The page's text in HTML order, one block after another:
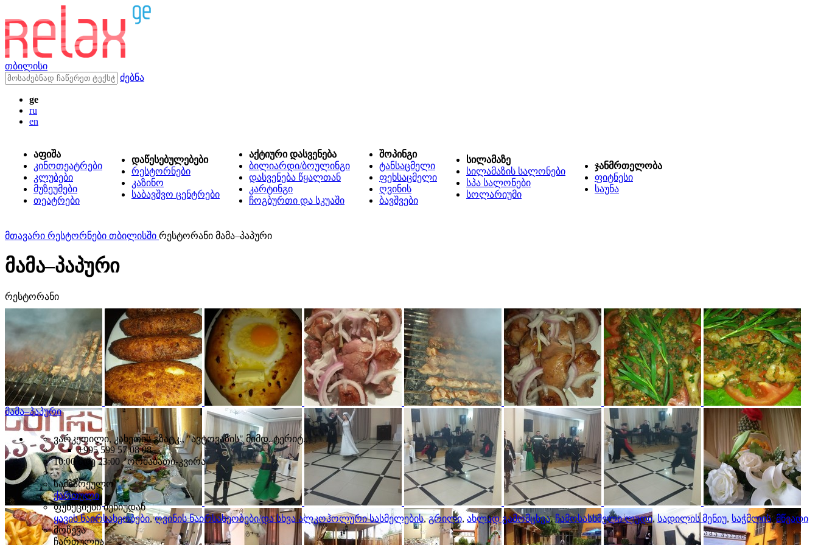
თბილისი
ძებნა
ge
ru
en
აფიშა
კინოთეატრები
კლუბები
მუზეუმები
თეატრები
დაწესებულებები
რესტორნები
კაზინო
საბავშვო ცენტრები
აქტიური დასვენება
ბილიარდი/ბოულინგი
დასვენება წყალთან
კარტინგი
ჩოგბურთი და სკუაში
შოპინგი
ტანსაცმელი
ფეხსაცმელი
ღვინის
ბავშვები
სილამაზე
სილამაზის სალონები
სპა სალონები
სოლარიუმი
ჯანმრთელობა
ფიტნესი
საუნა
მთავარი რესტორნები თბილისში რესტორანი მამა–პაპური
მამა–პაპური
რესტორანი
მამა–პაპური
ვარკეთილი, კახეთის გზატკ., "ავტოვაზის" მიმდ. ტერიტ.,
+995 599 57 08 08
10:00 მდე 23:00 ორშაბათი-კვირა
სამზარეულო
ქართული
ფუნქციები მენიუდან
ყავის ნაირსახეობები,ღვინის ნაირსახეობები/და სხვა ალკოჰოლური სასმელების,გრილი, ახლად გამომცხვა,ჩამოსასხმელი ლუდი,სადილის მენიუ, საჭმლის, მწვადი
მოწევა
ჩართულია